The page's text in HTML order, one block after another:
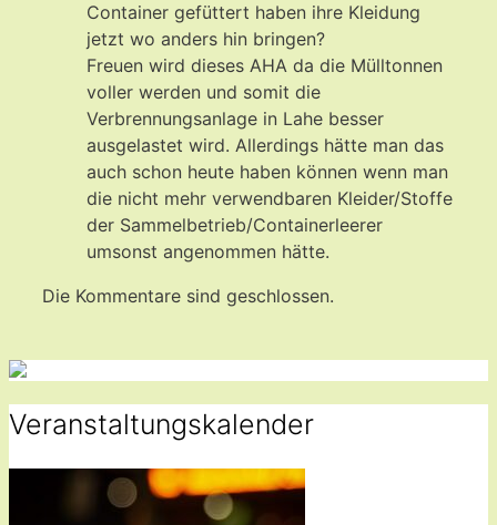
Container gefüttert haben ihre Kleidung
jetzt wo anders hin bringen?
Freuen wird dieses AHA da die Mülltonnen
voller werden und somit die
Verbrennungsanlage in Lahe besser
ausgelastet wird. Allerdings hätte man das
auch schon heute haben können wenn man
die nicht mehr verwendbaren Kleider/Stoffe
der Sammelbetrieb/Containerleerer
umsonst angenommen hätte.
Die Kommentare sind geschlossen.
Veranstaltungskalender